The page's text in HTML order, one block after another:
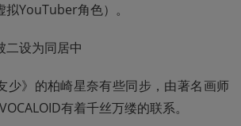
YouTuber角色）。
二设为同居中
少》的柏崎星奈有些同步，由著名画师
有着千丝万缕的联系。